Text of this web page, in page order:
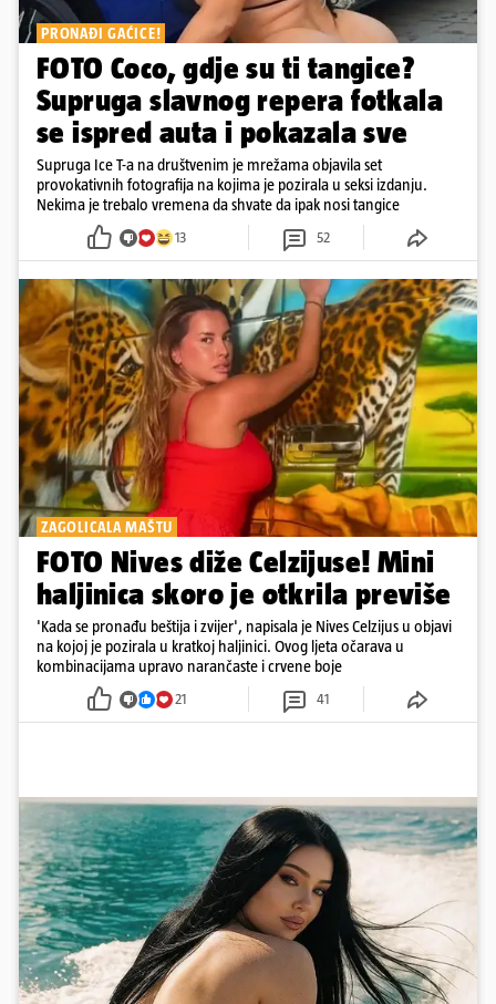
PRONAĐI GAĆICE!
FOTO Coco, gdje su ti tangice?
Supruga slavnog repera fotkala
se ispred auta i pokazala sve
Supruga Ice T-a na društvenim je mrežama objavila set
provokativnih fotografija na kojima je pozirala u seksi izdanju.
Nekima je trebalo vremena da shvate da ipak nosi tangice
13 52
ZAGOLICALA MAŠTU
FOTO Nives diže Celzijuse! Mini
haljinica skoro je otkrila previše
'Kada se pronađu beštija i zvijer', napisala je Nives Celzijus u objavi
na kojoj je pozirala u kratkoj haljinici. Ovog ljeta očarava u
kombinacijama upravo narančaste i crvene boje
21 41